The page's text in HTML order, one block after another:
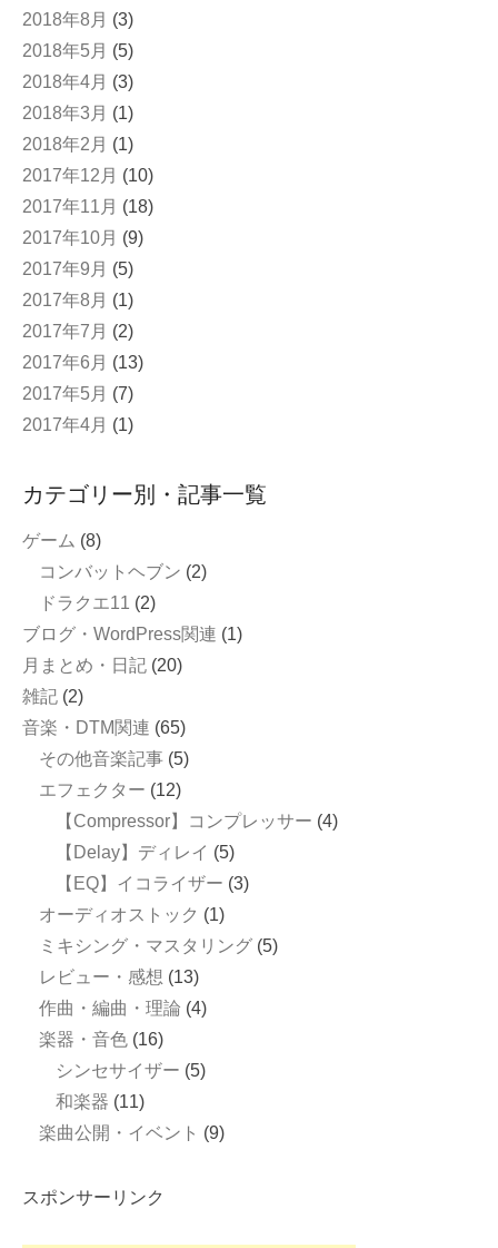
2018年8月 (3)
2018年5月 (5)
2018年4月 (3)
2018年3月 (1)
2018年2月 (1)
2017年12月 (10)
2017年11月 (18)
2017年10月 (9)
2017年9月 (5)
2017年8月 (1)
2017年7月 (2)
2017年6月 (13)
2017年5月 (7)
2017年4月 (1)
カテゴリー別・記事一覧
ゲーム (8)
コンバットヘブン (2)
ドラクエ11 (2)
ブログ・WordPress関連 (1)
月まとめ・日記 (20)
雑記 (2)
音楽・DTM関連 (65)
その他音楽記事 (5)
エフェクター (12)
【Compressor】コンプレッサー (4)
【Delay】ディレイ (5)
【EQ】イコライザー (3)
オーディオストック (1)
ミキシング・マスタリング (5)
レビュー・感想 (13)
作曲・編曲・理論 (4)
楽器・音色 (16)
シンセサイザー (5)
和楽器 (11)
楽曲公開・イベント (9)
スポンサーリンク